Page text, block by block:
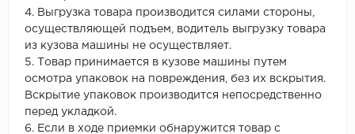
4. Выгрузка товара производится силами стороны,
осуществляющей подъем, водитель выгрузку товара
из кузова машины не осуществляет.
5. Товар принимается в кузове машины путем
осмотра упаковок на повреждения, без их вскрытия.
Вскрытие упаковок производится непосредственно
перед укладкой.
6. Если в ходе приемки обнаружится товар с